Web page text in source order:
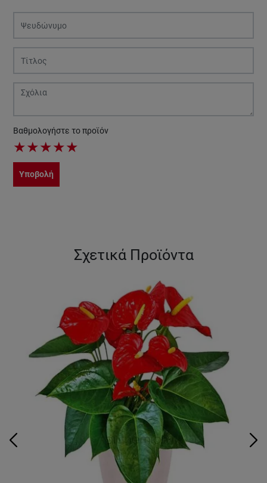
Βαθμολογήστε το προϊόν
★★★★★
Υποβολή
Σχετικά Προϊόντα